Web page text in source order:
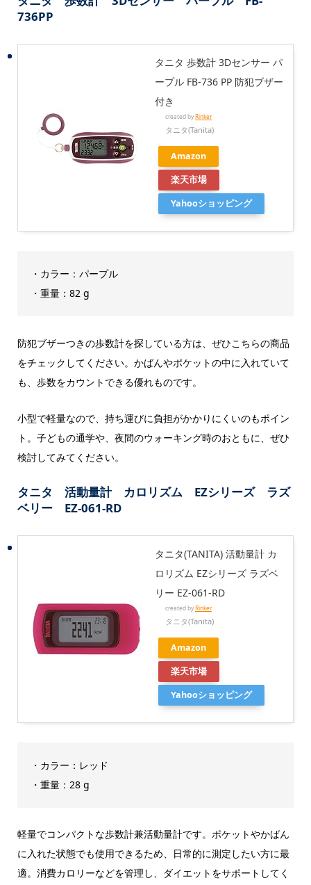
736PP
タニタ 歩数計 3Dセンサー パ
ープル FB-736 PP 防犯ブザー
付き
created byRinker
タニタ(Tanita)
Amazon
楽天市場
Yahooショッピング
・カラー：パープル
・重量：82 g
防犯ブザーつきの歩数計を探している方は、ぜひこちらの商品
をチェックしてください。かばんやポケットの中に入れていて
も、歩数をカウントできる優れものです。
小型で軽量なので、持ち運びに負担がかかりにくいのもポイン
ト。子どもの通学や、夜間のウォーキング時のおともに、ぜひ
検討してみてください。
タニタ 活動量計 カロリズム EZシリーズ ラズ
ベリー EZ-061-RD
タニタ(TANITA) 活動量計 カ
ロリズム EZシリーズ ラズベ
リー EZ-061-RD
created byRinker
タニタ(Tanita)
Amazon
楽天市場
Yahooショッピング
・カラー：レッド
・重量：28 g
軽量でコンパクトな歩数計兼活動量計です。ポケットやかばん
に入れた状態でも使用できるため、日常的に測定したい方に最
適。消費カロリーなどを管理し、ダイエットをサポートしてく